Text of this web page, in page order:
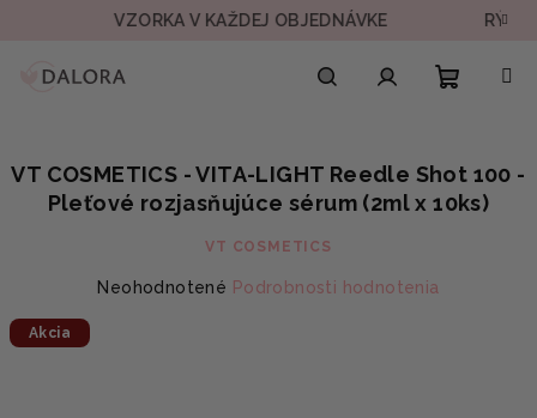
VZORKA V KAŽDEJ OBJEDNÁVKE RÝCHLE
košík
VT COSMETICS - VITA-LIGHT Reedle Shot 100 -
Pleťové rozjasňujúce sérum (2ml x 10ks)
VT COSMETICS
Priemerné
Neohodnotené Podrobnosti hodnotenia
Akcia